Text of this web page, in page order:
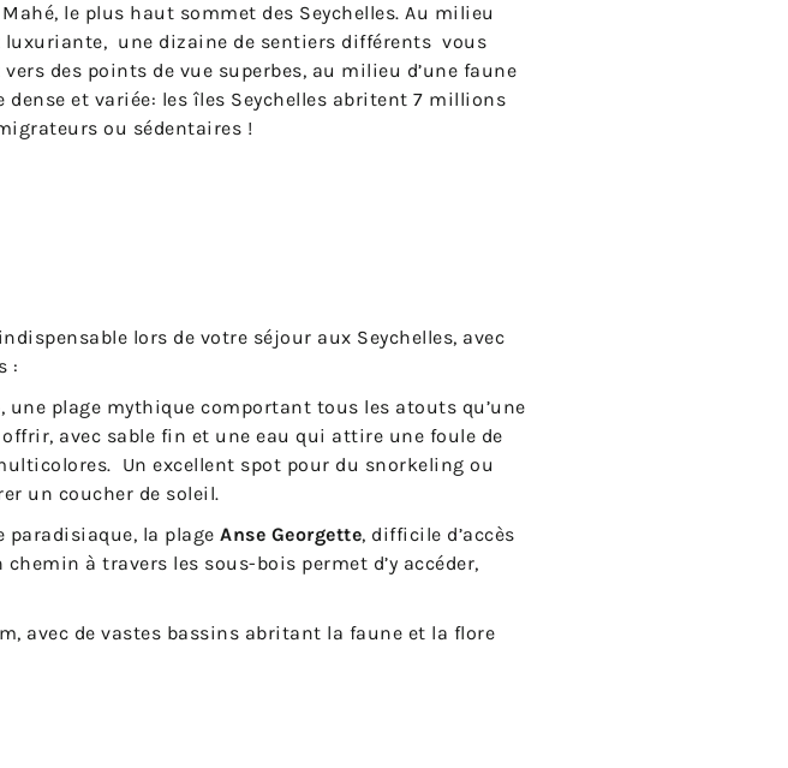
Mahé, le plus haut sommet des Seychelles. Au milieu
luxuriante, une dizaine de sentiers différents vous
des points de vue superbes, au milieu d’une faune
dense et variée: les îles Seychelles abritent 7 millions
ou sédentaires !
lors de votre séjour aux Seychelles, avec
:
, une plage mythique comportant tous les atouts qu’une
avec sable fin et une eau qui attire une foule de
Un excellent spot pour du snorkeling ou
un coucher de soleil.
paradisiaque, la plageAnse Georgette, difficile d’accès
chemin à travers les sous-bois permet d’y accéder,
avec de vastes bassins abritant la faune et la flore